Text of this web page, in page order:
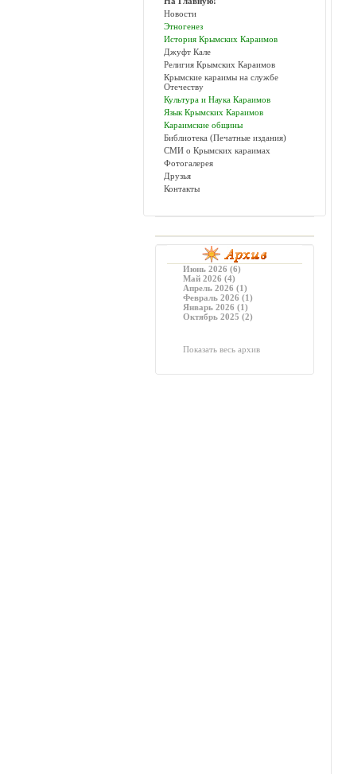
Новости
Этногенез
История Крымских Караимов
Джуфт Кале
Религия Крымских Караимов
Крымские караимы на службе
Отечеству
Культура и Наука Караимов
Язык Крымских Караимов
Караимские общины
Библиотека (Печатные издания)
СМИ о Крымских караимах
Фотогалерея
Друзья
Контакты
Июнь 2026 (6)
Май 2026 (4)
Апрель 2026 (1)
Февраль 2026 (1)
Январь 2026 (1)
Октябрь 2025 (2)
Показать весь архив